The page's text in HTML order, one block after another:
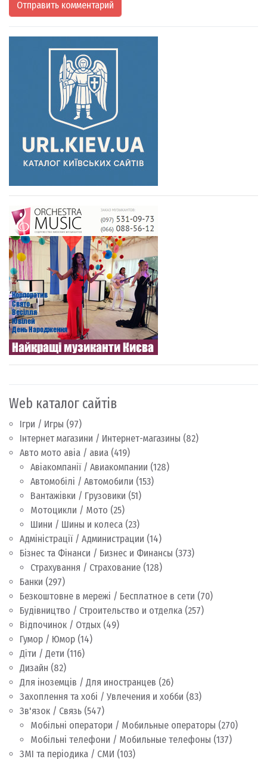
Web каталог сайтів
Ігри / Игры (97)
Інтернет магазини / Интернет-магазины (82)
Авто мото авіа / авиа (419)
Авіакомпанії / Авиакомпании (128)
Автомобілі / Автомобили (153)
Вантажівки / Грузовики (51)
Мотоцикли / Мото (25)
Шини / Шины и колеса (23)
Адміністрації / Администрации (14)
Бізнес та Фінанси / Бизнес и Финансы (373)
Страхування / Страхование (128)
Банки (297)
Безкоштовне в мережі / Бесплатное в сети (70)
Будівництво / Строительство и отделка (257)
Відпочинок / Отдых (49)
Гумор / Юмор (14)
Діти / Дети (116)
Дизайн (82)
Для іноземців / Для иностранцев (26)
Захоплення та хобі / Увлечения и хобби (83)
Зв'язок / Связь (547)
Мобільні оператори / Мобильные операторы (270)
Мобільні телефони / Мобильные телефоны (137)
ЗМІ та періодика / СМИ (103)